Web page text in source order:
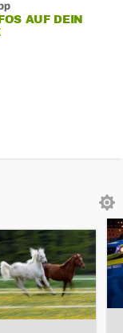
AUF DEIN